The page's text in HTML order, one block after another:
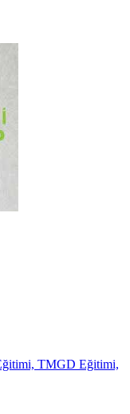
TMGD Eğitimi,